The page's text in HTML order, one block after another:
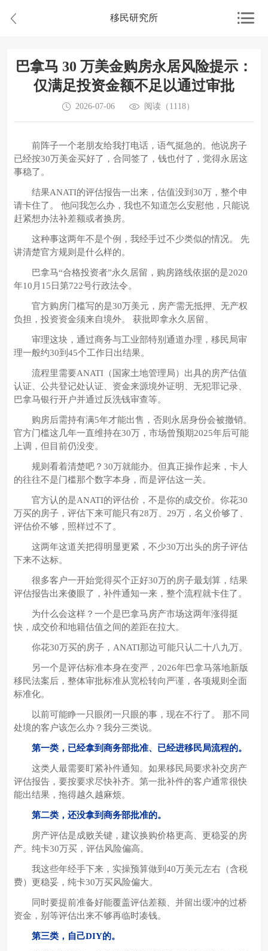
移民研究所
巴拿马 30 万美金购房永居风险提示：
仅满足投资金额不足以通过审批
2026-07-06 阅读（1118）
前阵子一个老朋友给我打电话，语气挺急的。他说房子
已经按30万美金买好了，合同签了，钱也付了，觉得永居这
事稳了。
结果ANATI的评估报告一出来，估值没到30万，整个申
请卡住了。 他问我怎么办，我也不知道怎么安慰他，只能说
赶紧想办法补差额或者换房。
这种事这两年不是个例，我经手过不少类似的情况。 先
讲清楚官方规则是什么样的。
巴拿马“合格投资者”永久居留，购房路线依据的是2020
年10月15日第722号行政法令。
官方购房门槛写的是30万美元，房产需无抵押、无产权
负担，投资资金须来自境外。 获批即拿永久居留。
审理这块，通过商务与工业部特别通道办理，移民局审
理一般约30到45个工作日出结果。
流程里需要ANATI（国家土地管理局）出具的房产估值
认证、公共登记处认证、资金来源境外证明、无犯罪记录、
巴拿马银行开户并通过反洗钱审查等。
购房后需持有满5年才能出售，否则永居身份会被撤销。
官方门槛这几年一直维持在30万，市场曾预期2025年后可能
上调，但目前仍没变。
规则看着清楚吧？30万就能办。但真正操作起来，卡人
的往往不是门槛那个数字本身，而是评估这一关。
官方认的是ANATI的评估价，不是你的成交价。你花30
万买的房子，评估下来可能只有28万、29万，名义价够了、
评估价不够，照样过不了。
这两年这道关把得明显更紧，不少30万出头的房子评估
下来不达标。
很多客户一开始觉得买个正好30万的房子最划算，结果
评估报告出来傻眼了，补件通知一来，整个流程就卡住了。
为什么会这样？一个是巴拿马房产市场这两年涨得挺
快，成交价和地籍估值之间的差距在拉大。
你花30万买的房子，ANATI那边可能只认二十八九万。
另一个是评估标准本身在变严，2026年巴拿马落地新版
移民法案后，整体审批标准从宽松转向严谨，各项规则全面
标准化。
以前可能睁一只眼闭一只眼的事，现在不行了。 那不同
处境的客户该怎么办？我分三类说。
第一类，已经拿到商务部批准、已经进移民局流程的。
这类人最需要盯紧补件通知。如果移民局要求补交房产
评估报告，要按要求尽快补齐。第一批补件的客户通常很快
能出结果，拖得越久越麻烦。
第二类，还没拿到商务部批准的。
房产评估是成败关键，建议换购价格更高、更稳妥的房
产。纯卡30万买，评估风险偏高。
我这些年经手下来，实操预算做到40万美元左右（含税
费）更稳妥，纯卡30万买风险偏大。
同时要提前准备好能覆盖评估差额、并留出缓冲的过桥
资金，别等评估出来不够再临时凑钱。
第三类，自己DIY的。